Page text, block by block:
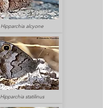
Hipparchia alcyone
Hipparchia statilinus